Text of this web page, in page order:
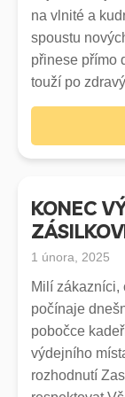
350,-
400,-
Doplatek za
-
-
250
-
Barvení extra
1800,-
2300,-
2800,-
na vlnité a
spoustu
přinese přímo
touží po
KONEC
1 února, 2025
Milí zákazníci,
počínaje
pobočce
výdejního
rozhodnutí